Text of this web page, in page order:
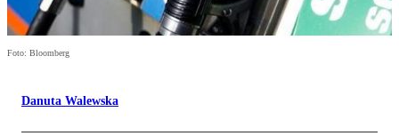
Foto: Bloomberg
Danuta Walewska